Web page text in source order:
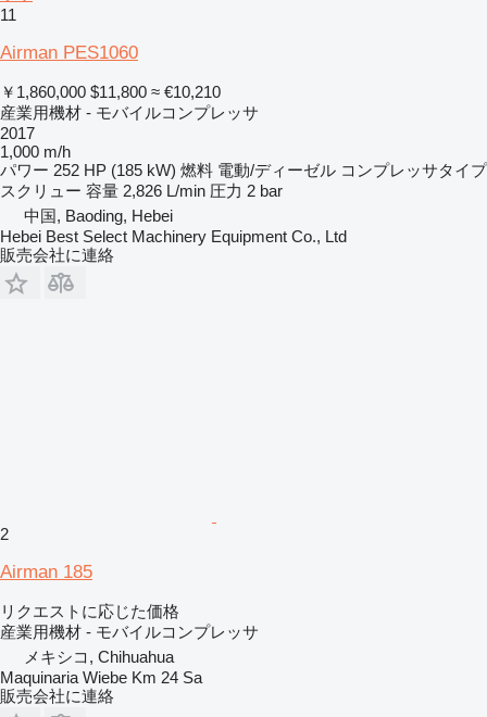
11
Airman PES1060
￥1,860,000 $11,800 ≈ €10,210
産業用機材 - モバイルコンプレッサ
2017
1,000 m/h
パワー 252 HP (185 kW) 燃料 電動/ディーゼル コンプレッサタイプ
スクリュー 容量 2,826 L/min 圧力 2 bar
中国, Baoding, Hebei
Hebei Best Select Machinery Equipment Co., Ltd
販売会社に連絡
2
Airman 185
リクエストに応じた価格
産業用機材 - モバイルコンプレッサ
メキシコ, Chihuahua
Maquinaria Wiebe Km 24 Sa
販売会社に連絡